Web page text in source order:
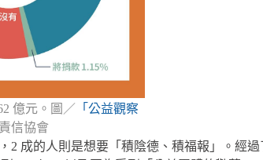
億元。圖／ 「公益觀察
信協會
成的人則是想要「積陰德、積福報」。經